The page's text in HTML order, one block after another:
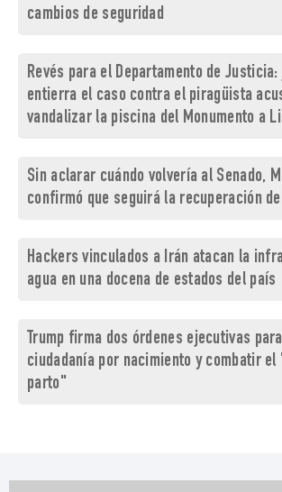
cambios de seguridad
Revés para el Departamento de
entierra el caso contra el piragüista
vandalizar la piscina del Monumento a
Sin aclarar cuándo volvería al Senado,
confirmó que seguirá la recuperación
Hackers vinculados a Irán atacan la
agua en una docena de estados del país
Trump firma dos órdenes ejecutivas
ciudadanía por nacimiento y combatir
parto"